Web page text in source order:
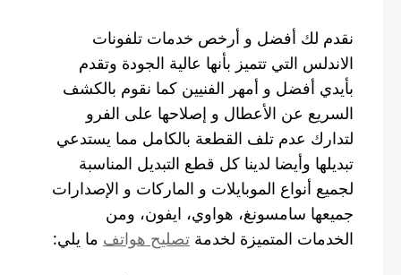
نقدم لك أفضل و أرخص خدمات تلفونات
الاندلس التي تتميز بأنها عالية الجودة وتقدم
بأيدي أفضل و أمهر الفنيين كما نقوم بالكشف
السريع عن الأعطال و إصلاحها على الفرو
لتدارك عدم تلف القطعة بالكامل مما يستدعي
تبديلها وأيضا لدينا كل قطع التبديل المناسبة
لجميع أنواع الموبايلات و الماركات و الإصدارات
جميعها سامسونغ، هواوي، ايفون، ومن
الخدمات المتميزة لخدمة تصليح هواتف ما يلي: